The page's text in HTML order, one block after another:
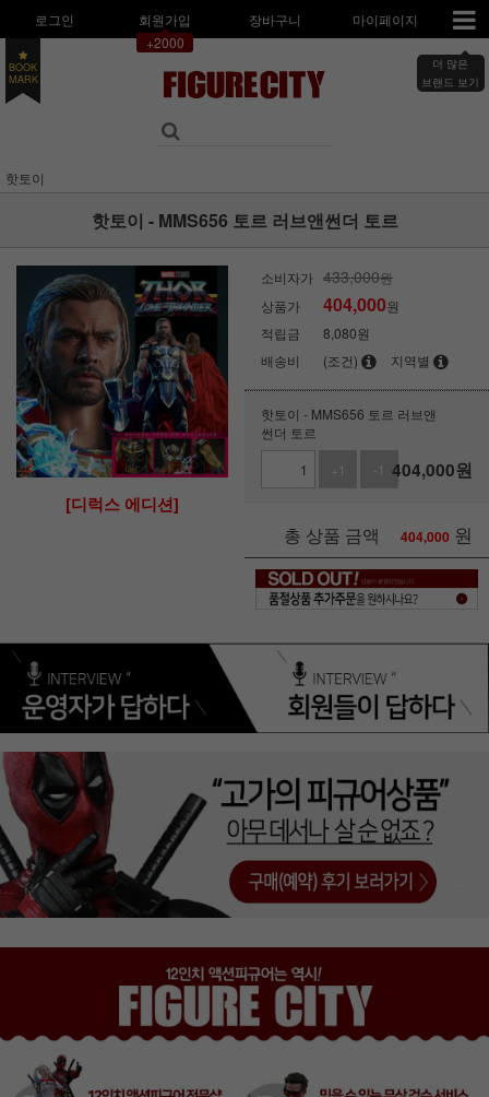
로그인
회원가입
+2000
장바구니 마이페이지
더 많은
브랜드 보기
BOOK
MARK
핫토이
핫토이 - MMS656 토르 러브앤썬더 토르
[디럭스 에디션]
소비자가 433,000원
상품가
404,000원
적립금
8,080원
배송비
(조건) 지역별
핫토이 - MMS656 토르 러브앤
썬더 토르
+1
-1 404,000원
총 상품 금액 404,000 원